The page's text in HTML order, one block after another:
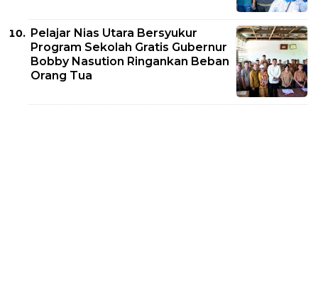
Pelajar Nias Utara Bersyukur
Program Sekolah Gratis Gubernur
Bobby Nasution Ringankan Beban
Orang Tua